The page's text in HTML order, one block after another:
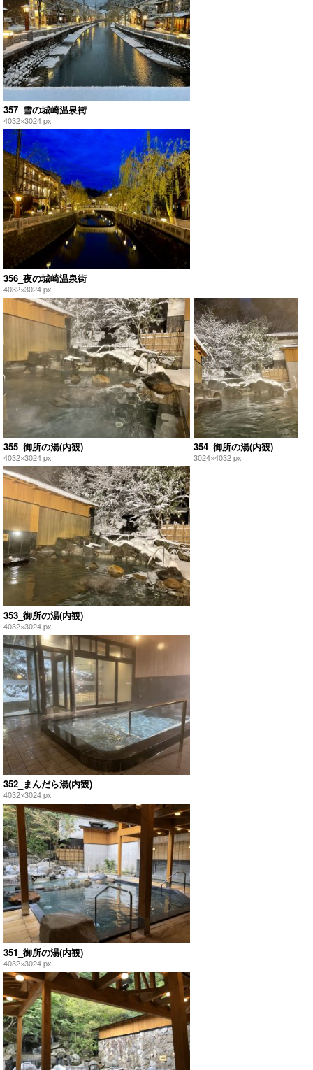
357_雪の城崎温泉街
4032×3024 px
356_夜の城崎温泉街
4032×3024 px
355_御所の湯(内観)
4032×3024 px
354_御所の湯(内観)
3024×4032 px
353_御所の湯(内観)
4032×3024 px
352_まんだら湯(内観)
4032×3024 px
351_御所の湯(内観)
4032×3024 px